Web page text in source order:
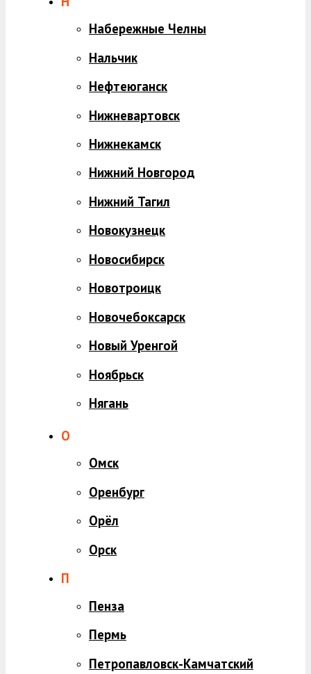
Набережные Челны
Нальчик
Нефтеюганск
Нижневартовск
Нижнекамск
Нижний Новгород
Нижний Тагил
Новокузнецк
Новосибирск
Новотроицк
Новочебоксарск
Новый Уренгой
Ноябрьск
Нягань
О
Омск
Оренбург
Орёл
Орск
П
Пенза
Пермь
Петропавловск-Камчатский